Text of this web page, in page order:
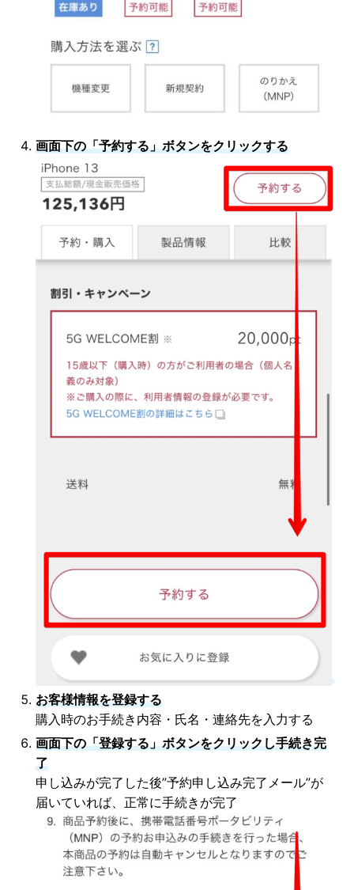
画面下の「予約する」ボタンをクリックする
お客様情報を登録する
購入時のお手続き内容・氏名・連絡先を入力する
画面下の「登録する」ボタンをクリックし手続き完
了
申し込みが完了した後”予約申し込み完了メール”が
届いていれば、正常に手続きが完了